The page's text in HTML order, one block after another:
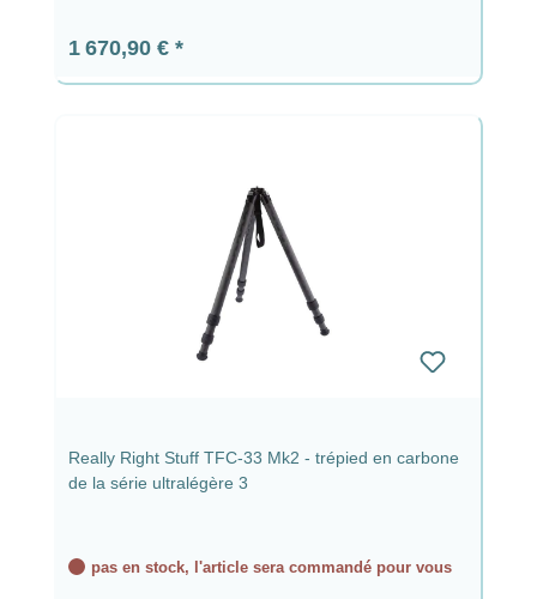
Prix régulier :
1 670,90 €
Really Right Stuff TFC-33 Mk2 - trépied en carbone
de la série ultralégère 3
pas en stock, l'article sera commandé pour vous